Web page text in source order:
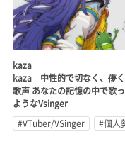
kaza
kaza 中性的で切なく、儚
歌声 あなたの記憶の中で歌
ようなVsinger
#VTuber/VSinger
#個人